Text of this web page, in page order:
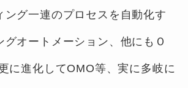
ング一連のプロセスを自動化す
グオートメーション、他にもＯ
に進化してOMO等、実に多岐に